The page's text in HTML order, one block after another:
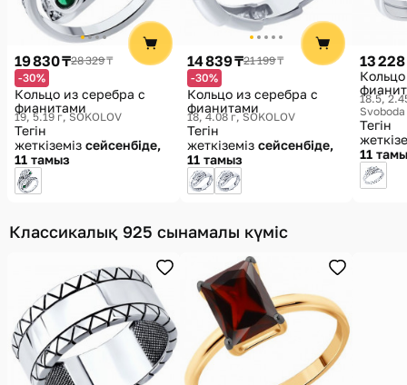
19 830 ₸28 329 ₸
-30%
Кольцо из серебра с
фианитами
19, 5.19 г SOKOLOV
Тегін
жеткіземіз сейсенбіде,
11 тамыз
14 839 ₸21 199 ₸
-30%
Кольцо из серебра с
фианитами
18, 4.08 г SOKOLOV
Тегін
жеткіземіз сейсенбіде,
11 тамыз
13
18.5,
Svoboda
Тегін
11
Классикалық 925 сынамалы күміс